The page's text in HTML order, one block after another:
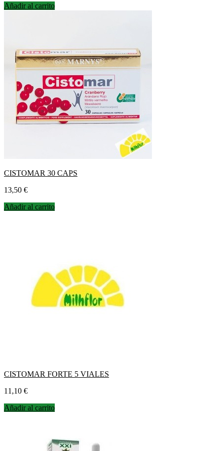
Añadir al carrito
CISTOMAR 30 CAPS
Precio
13,50 €
Añadir al carrito
CISTOMAR FORTE 5 VIALES
Precio
11,10 €
Añadir al carrito